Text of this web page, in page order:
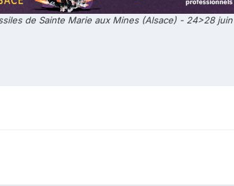
de Sainte Marie aux Mines (Alsace) - 24>28